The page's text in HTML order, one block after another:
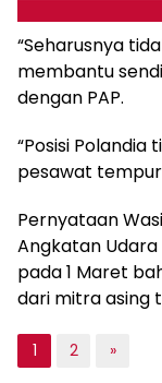
“Seharusnya
membantu
dengan PAP.
“Posisi
pesawat tempur
Pernyataan
Angkatan
pada 1 Maret
dari mitra asing
1 2 »